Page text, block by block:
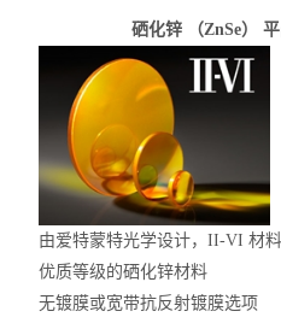
硒化锌 （ZnSe）
由爱特蒙特光学设计，II-VI 材
优质等级的硒化锌材料
无镀膜或宽带抗反射镀膜选项